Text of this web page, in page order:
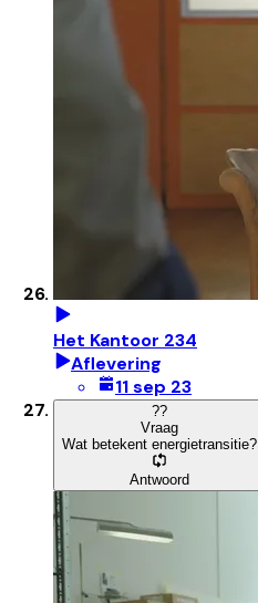
Het Kantoor 234
Aflevering
11 sep 23
??
Vraag
Wat betekent energietransitie?
Antwoord